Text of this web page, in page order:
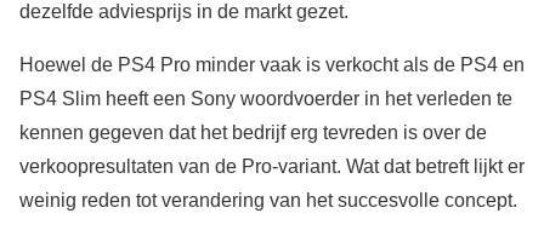
dezelfde adviesprijs in de markt gezet.
Hoewel de PS4 Pro minder vaak is verkocht als de PS4 en
PS4 Slim heeft een Sony woordvoerder in het verleden te
kennen gegeven dat het bedrijf erg tevreden is over de
verkoopresultaten van de Pro-variant. Wat dat betreft lijkt er
weinig reden tot verandering van het succesvolle concept.